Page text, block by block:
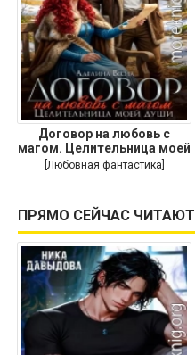
Договор на любовь с
магом. Целительница моей
души
[Любовная фантастика]
ПРЯМО СЕЙЧАС ЧИТАЮТ